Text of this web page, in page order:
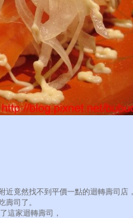
竟然找不到平價一點的迴轉壽司店，
壽司了。
這家迴轉壽司，